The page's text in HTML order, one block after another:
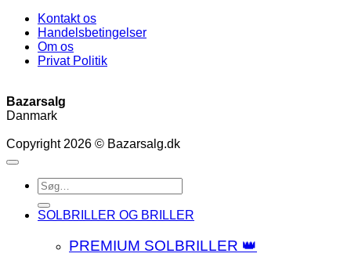
Kontakt os
Handelsbetingelser
Om os
Privat Politik
Bazarsalg
Danmark
Copyright 2026 © Bazarsalg.dk
Søg
efter:
SOLBRILLER OG BRILLER
PREMIUM SOLBRILLER 👑